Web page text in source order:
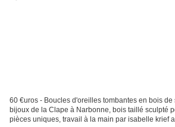
60 €uros - Boucles d'oreilles tombantes en bois
bijoux de la Clape à Narbonne, bois taillé sculpté
pièces uniques, travail à la main par isabelle krief